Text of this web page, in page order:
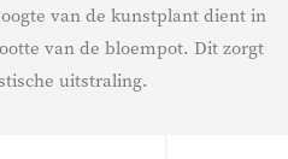
van de kunstplant dient in
van de bloempot. Dit zorgt
uitstraling.